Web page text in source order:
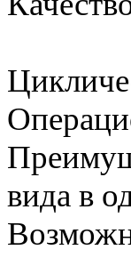
вида в